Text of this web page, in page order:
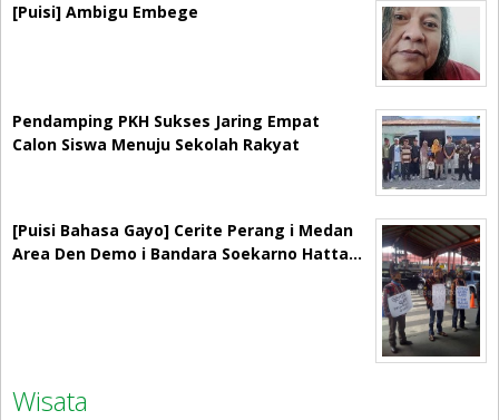
[Puisi] Ambigu Embege
Pendamping PKH Sukses Jaring Empat
Calon Siswa Menuju Sekolah Rakyat
[Puisi Bahasa Gayo] Cerite Perang i Medan
Area Den Demo i Bandara Soekarno Hatta…
Wisata